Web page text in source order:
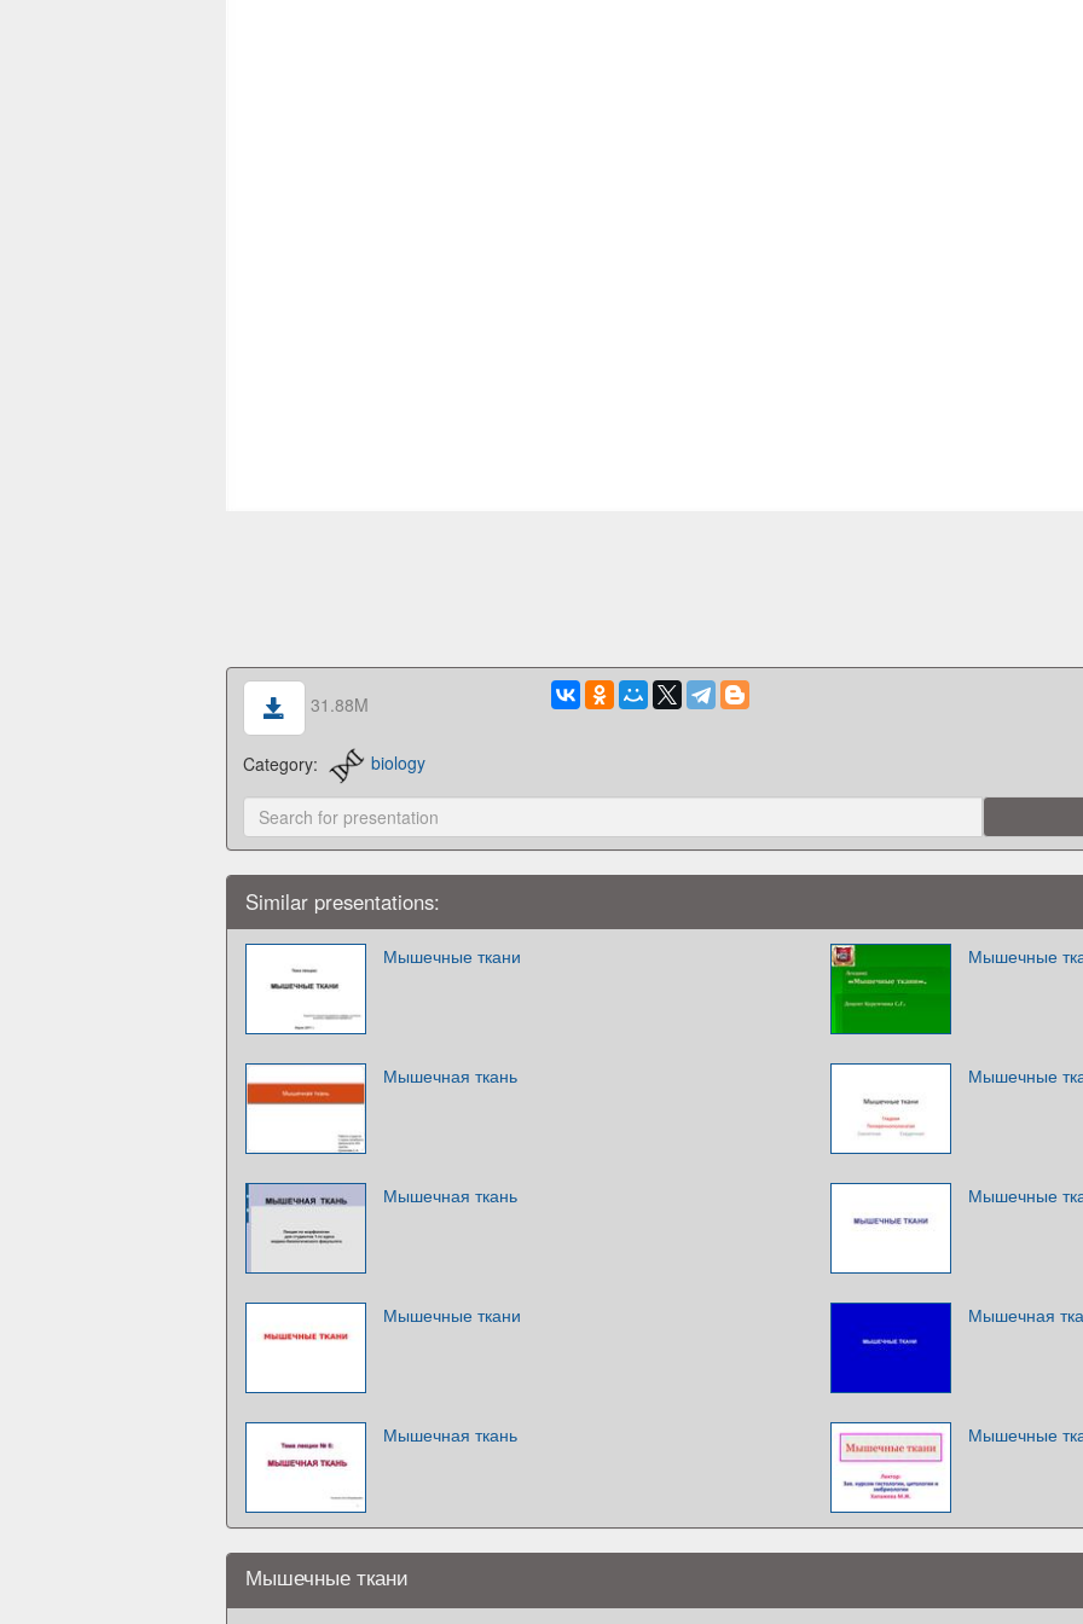
31.88M
Category: biology
Similar presentations:
Мышечные ткани Мышечные
Мышечная ткань Мышечные
Мышечная ткань Мышечные
Мышечные ткани Мышечная
Мышечная ткань Мышечные
Мышечные ткани